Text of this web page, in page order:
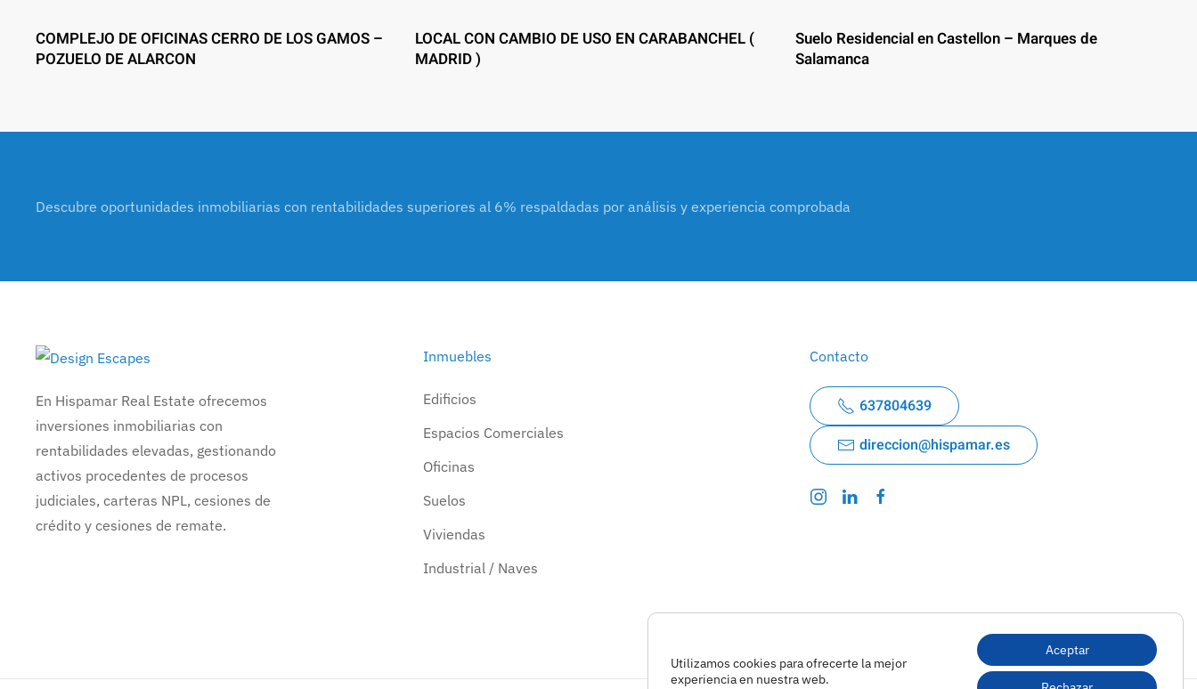
COMPLEJO DE OFICINAS CERRO DE LOS GAMOS –
POZUELO DE ALARCON
LOCAL CON CAMBIO DE USO EN CARABANCHEL (
MADRID )
Suelo Residencial en Castellon – Marques de
Salamanca
Descubre oportunidades inmobiliarias con rentabilidades superiores al 6% respaldadas por análisis y experiencia comprobada
En Hispamar Real Estate ofrecemos
inversiones inmobiliarias con
rentabilidades elevadas, gestionando
activos procedentes de procesos
judiciales, carteras NPL, cesiones de
crédito y cesiones de remate.
Inmuebles
Edificios
Espacios Comerciales
Oficinas
Suelos
Viviendas
Industrial / Naves
Contacto
637804639
direccion@hispamar.es
Utilizamos cookies para ofrecerte la mejor
experiencia en nuestra web.
Aceptar